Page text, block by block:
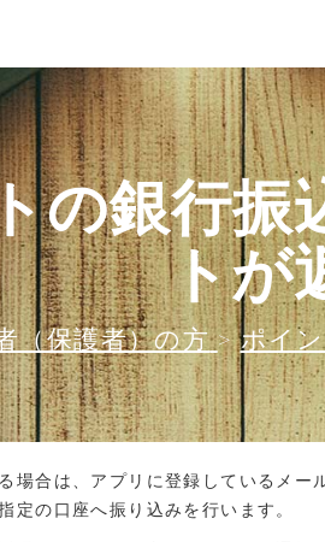
の銀行振
トが
（保護者）の方 > ポイ
場合は、アプリに登録しているメー
定の口座へ振り込みを行います。